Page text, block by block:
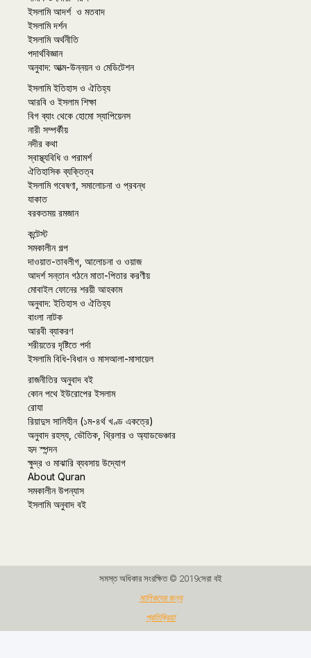
ইসলামি আদর্শ ও মতবাদ
ইসলামি দর্শন
ইসলামি অর্থনীতি
পদার্থবিজ্ঞান
অনুবাদ: আত্ম-উন্নয়ন ও মেডিটেশন
ইসলামি ইতিহাস ও ঐতিহ্য
আরবি ও ইসলাম শিক্ষা
বিগ ব্যাং থেকে হোমো স্যাপিয়েনস
নারী সম্পর্কীয়
নদীর কথা
স্বাস্থ্যবিধি ও পরামর্শ
ঐতিহাসিক ব্যক্তিত্ব
ইসলামি গবেষণা, সমালোচনা ও প্রবন্ধ
যাকাত
বরকতময় রমজান
কন্টেস্ট
সমকালীন গল্প
দাওয়াত-তাবলীগ, আলোচনা ও ওয়াজ
আদর্শ সন্তান গঠনে মাতা-পিতার করণীয়
মোবাইল ফোনের শরয়ী আহকাম
অনুবাদ: ইতিহাস ও ঐতিহ্য
বাংলা নাটক
আরবী ব্যাকরণ
শরীয়তের দৃষ্টিতে পর্দা
ইসলামি বিধি-বিধান ও মাসআলা-মাসায়েল
রাজনীতির অনুবাদ বই
কোন পথে ইউরোপের ইসলাম
রোযা
রিয়াদুস সালিহীন (১ম-৪র্থ খণ্ড একত্রে)
অনুবাদ রহস্য, ভৌতিক, থ্রিলার ও অ্যাডভেঞ্চার
হৃদ স্পন্দন
ক্ষুদ্র ও মাঝারি ব্যবসায় উদ্যোগ
About Quran
সমকালীন উপন্যাস
ইসলামি অনুবাদ বই
সমস্ত অধিকার সংরক্ষিত © 2019সেরা বই
মালিকদের জন্য
প্রতিক্রিয়া